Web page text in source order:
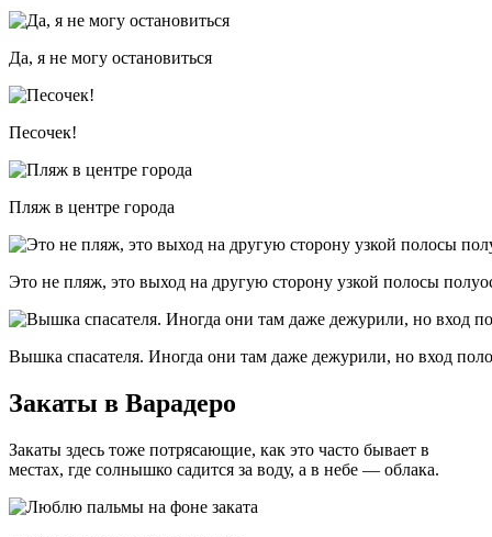
Да, я не могу остановиться
Песочек!
Пляж в центре города
Это не пляж, это выход на другую сторону узкой полосы
Вышка спасателя. Иногда они там даже дежурили, но вход
Закаты в Варадеро
Закаты здесь тоже потрясающие, как это часто бывает в
местах, где солнышко садится за воду, а в небе — облака.